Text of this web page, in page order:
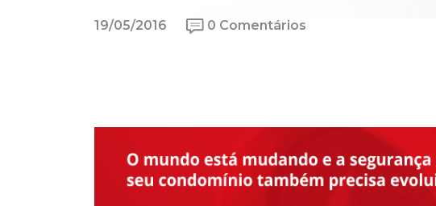
19/05/2016 0 Comentários